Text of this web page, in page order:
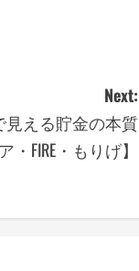
Next:
見える貯金の本質
FIRE・もりげ】